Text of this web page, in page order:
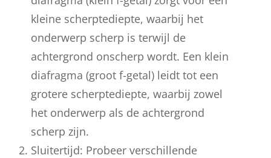
kleine scherptediepte, waarbij het
onderwerp scherp is terwijl de
achtergrond onscherp wordt. Een klein
diafragma (groot f-getal) leidt tot een
grotere scherptediepte, waarbij zowel
het onderwerp als de achtergrond
scherp zijn.
Sluitertijd: Probeer verschillende